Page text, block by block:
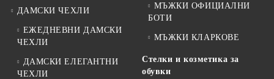
ДАМСКИ ЧЕХЛИ
ЕЖЕДНЕВНИ ДАМСКИ
ЧЕХЛИ
ДАМСКИ ЕЛЕГАНТНИ
ЧЕХЛИ
МЪЖКИ ОФИЦИАЛНИ
БОТИ
МЪЖКИ КЛАРКОВЕ
Стелки и козметика за
обувки